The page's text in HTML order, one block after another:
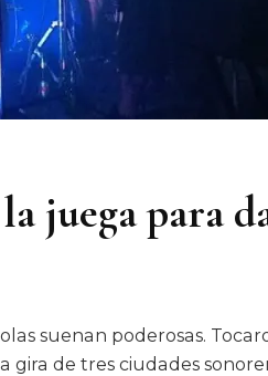
juega para
suenan poderosas.
gira de tres ciudades